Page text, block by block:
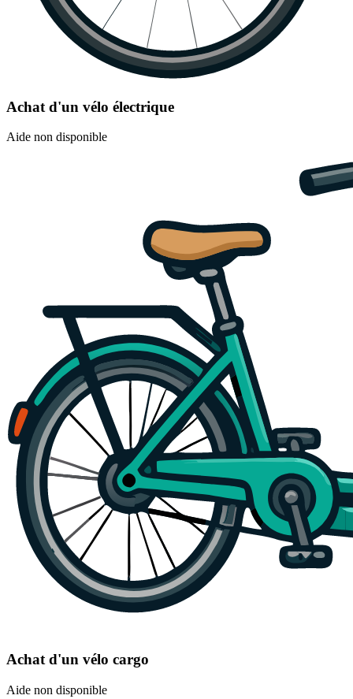
Achat d'un vélo électrique
Aide non disponible
Achat d'un vélo cargo
Aide non disponible